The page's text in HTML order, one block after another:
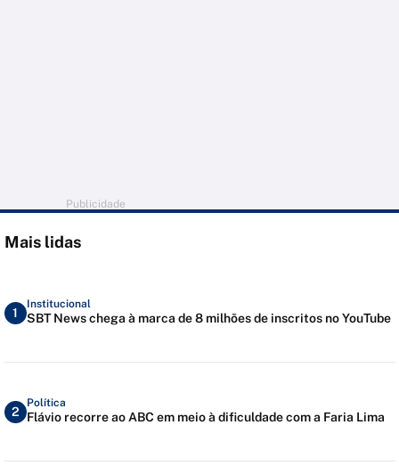
Publicidade
Mais lidas
1
Institucional
SBT News chega à marca de 8 milhões de inscritos no YouTube
2
Política
Flávio recorre ao ABC em meio à dificuldade com a Faria Lima